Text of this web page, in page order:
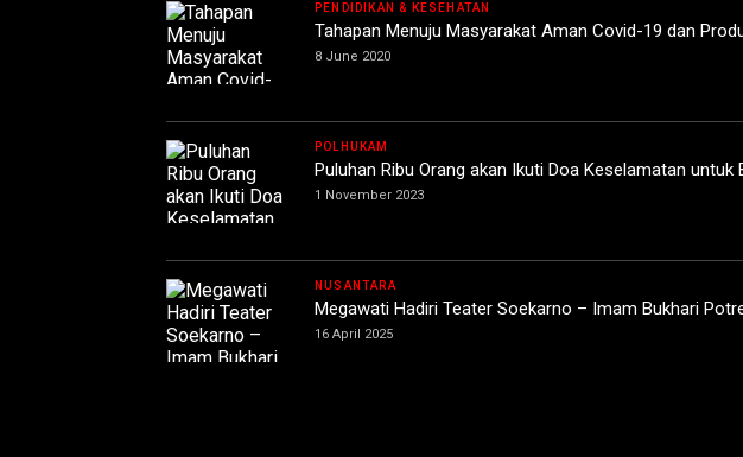
PENDIDIKAN & KESEHATAN
Tahapan Menuju Masyarakat Aman Covid-19 dan
8 June 2020
POLHUKAM
Puluhan Ribu Orang akan Ikuti Doa Keselamatan
1 November 2023
NUSANTARA
Megawati Hadiri Teater Soekarno – Imam Bukhari
16 April 2025